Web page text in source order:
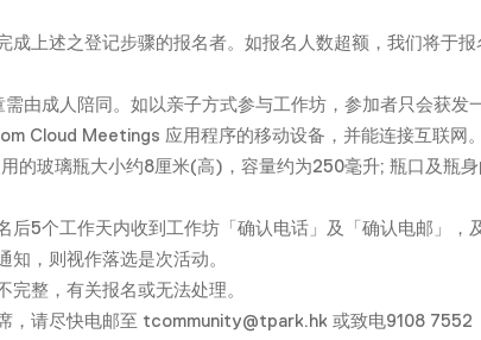
成上述之登记步骤的报名者。如报名人数超额，我们将于
由成人陪同。如以亲子方式参与工作坊，参加者只会获发
Cloud Meetings 应用程序的移动设备，并能连接互联网
的玻璃瓶大小约8厘米(高)，容量约为250毫升; 瓶口及瓶
后5个工作天内收到工作坊「确认电话」及「确认电邮」，
，则视作落选是次活动。
整，有关报名或无法处理。
，请尽快电邮至 tcommunity@tpark.hk 或致电9108 7552